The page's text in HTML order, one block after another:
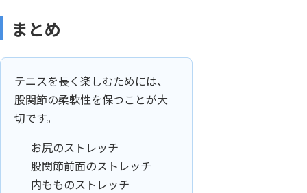
まとめ
テニスを長く楽しむためには、
股関節の柔軟性を保つことが大
切です。
お尻のストレッチ
股関節前面のストレッチ
内もものストレッチ